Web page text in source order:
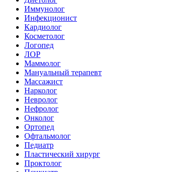
Иммунолог
Инфекционист
Кардиолог
Косметолог
Логопед
ЛОР
Маммолог
Мануальный терапевт
Массажист
Нарколог
Невролог
Нефролог
Онколог
Ортопед
Офтальмолог
Педиатр
Пластический хирург
Проктолог